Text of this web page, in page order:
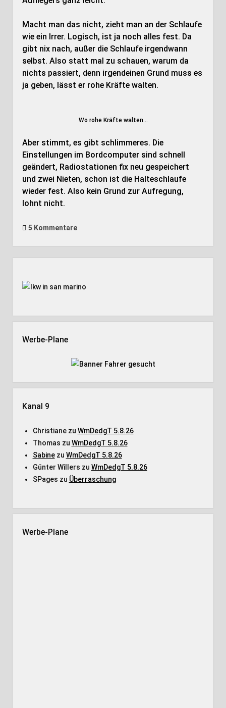
Macht man das nicht, zieht man an der Schlaufe
wie ein Irrer. Logisch, ist ja noch alles fest. Da
gibt nix nach, außer die Schlaufe irgendwann
selbst. Also statt mal zu schauen, warum da
nichts passiert, denn irgendeinen Grund muss es
ja geben, lässt er rohe Kräfte walten.
Wo rohe Kräfte walten…
Aber stimmt, es gibt schlimmeres. Die
Einstellungen im Bordcomputer sind schnell
geändert, Radiostationen fix neu gespeichert
und zwei Nieten, schon ist die Halteschlaufe
wieder fest. Also kein Grund zur Aufregung,
lohnt nicht.
5 Kommentare
Werbe-Plane
Kanal 9
Christianezu WmDedgT 5.8.26
Thomas zu WmDedgT 5.8.26
Sabinezu WmDedgT 5.8.26
Günter Willers zu WmDedgT 5.8.26
SPages zu Überraschung
Werbe-Plane